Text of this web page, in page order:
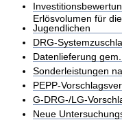
Erlösvolumen für
Jugendlichen
DRG-
Datenlieferung
Sonderleistungen
PEPP-
G-DRG-/LG-
Neue